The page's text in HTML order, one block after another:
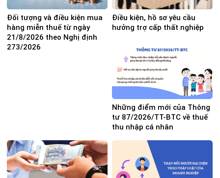
Đối tượng và điều kiện mua
hàng miễn thuế từ ngày
21/8/2026 theo Nghị định
273/2026
Điều kiện, hồ sơ yêu cầu
hưởng trợ cấp thất nghiệp
Những điểm mới của Thông
tư 87/2026/TT-BTC về thuế
thu nhập cá nhân